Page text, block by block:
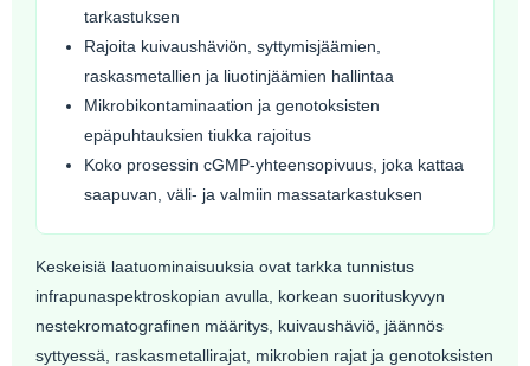
tarkastuksen
Rajoita kuivaushäviön, syttymisjäämien,
raskasmetallien ja liuotinjäämien hallintaa
Mikrobikontaminaation ja genotoksisten
epäpuhtauksien tiukka rajoitus
Koko prosessin cGMP-yhteensopivuus, joka kattaa
saapuvan, väli- ja valmiin massatarkastuksen
Keskeisiä laatuominaisuuksia ovat tarkka tunnistus
infrapunaspektroskopian avulla, korkean suorituskyvyn
nestekromatografinen määritys, kuivaushäviö, jäännös
syttyessä, raskasmetallirajat, mikrobien rajat ja genotoksisten